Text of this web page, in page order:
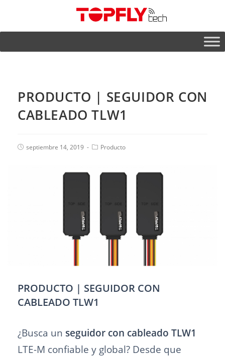
PRODUCTO | SEGUIDOR CON
CABLEADO TLW1
septiembre 14, 2019 Producto
PRODUCTO | SEGUIDOR CON
CABLEADO TLW1
¿Busca un seguidor con cableado TLW1
LTE-M confiable y global? Desde que